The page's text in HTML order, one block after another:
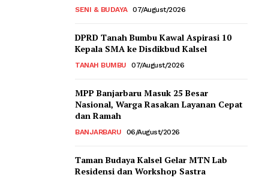
SENI & BUDAYA 07/August/2026
DPRD Tanah Bumbu Kawal Aspirasi 10
Kepala SMA ke Disdikbud Kalsel
TANAH BUMBU 07/August/2026
MPP Banjarbaru Masuk 25 Besar
Nasional, Warga Rasakan Layanan Cepat
dan Ramah
BANJARBARU 06/August/2026
Taman Budaya Kalsel Gelar MTN Lab
Residensi dan Workshop Sastra